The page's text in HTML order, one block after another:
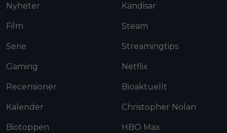
Nyheter
Film
Serie
Gaming
Recensioner
Kalender
Biotoppen
Kändisar
Steam
Streamingtips
Netflix
Bioaktuellt
Christopher Nolan
HBO Max